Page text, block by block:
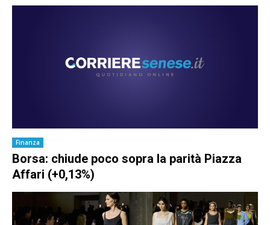
Finanza
Borsa: chiude poco sopra la parità Piazza
Affari (+0,13%)